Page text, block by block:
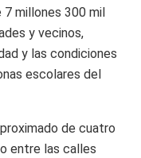
7 millones 300 mil
y vecinos,
y las condiciones
escolares del
de cuatro
entre las calles